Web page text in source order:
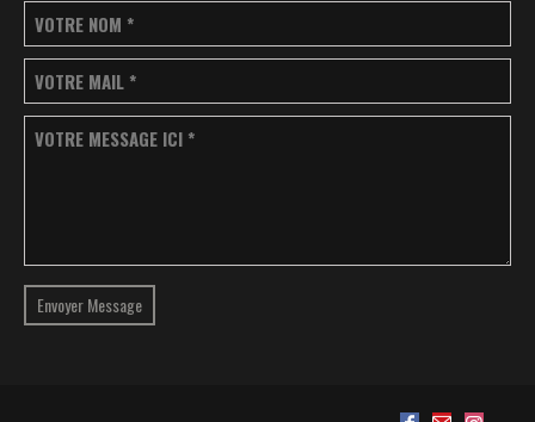
VOTRE NOM *
VOTRE MAIL *
VOTRE MESSAGE ICI *
Envoyer Message